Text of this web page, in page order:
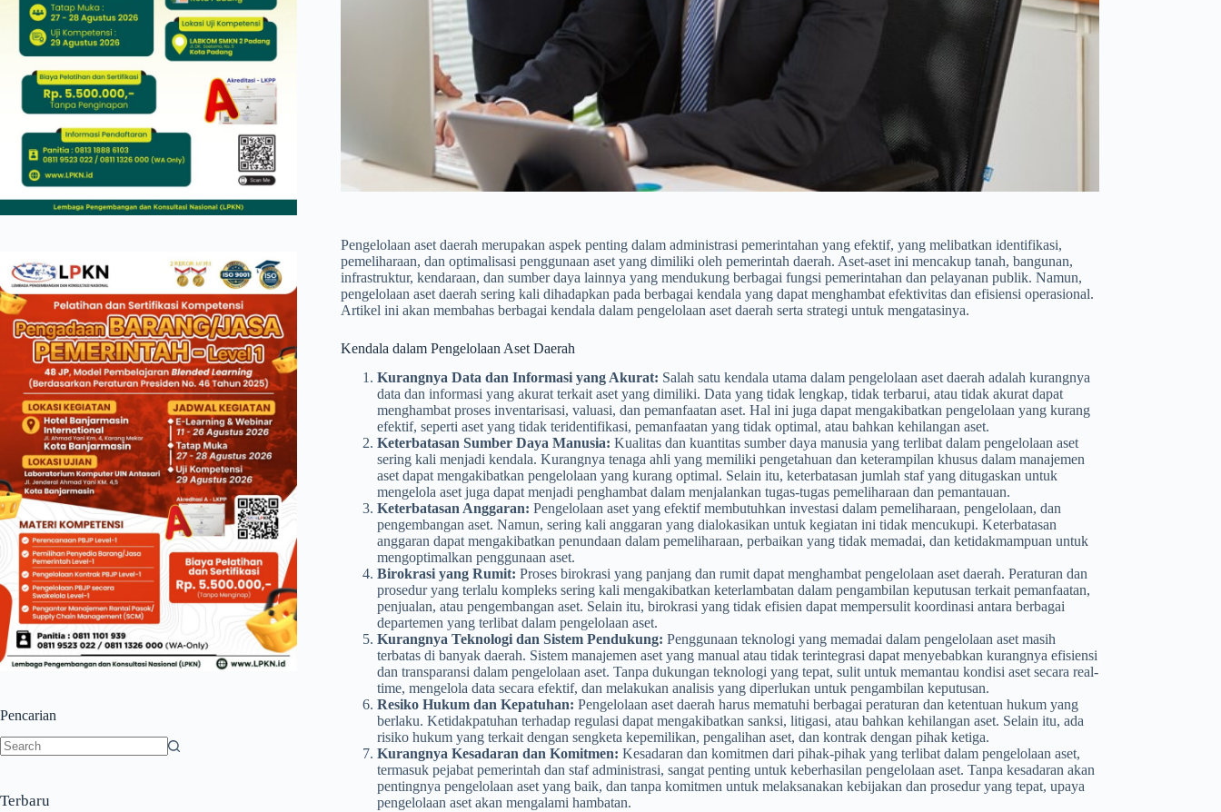
Pengelolaan aset daerah merupakan aspek penting dalam administrasi pemerintahan yang efektif, yang melibatkan identifikasi,
pemeliharaan, dan optimalisasi penggunaan aset yang dimiliki oleh pemerintah daerah. Aset-aset ini mencakup tanah, bangunan,
infrastruktur, kendaraan, dan sumber daya lainnya yang mendukung berbagai fungsi pemerintahan dan pelayanan publik. Namun,
pengelolaan aset daerah sering kali dihadapkan pada berbagai kendala yang dapat menghambat efektivitas dan efisiensi operasional.
Artikel ini akan membahas berbagai kendala dalam pengelolaan aset daerah serta strategi untuk mengatasinya.
Kendala dalam Pengelolaan Aset Daerah
Kurangnya Data dan Informasi yang Akurat: Salah satu kendala utama dalam pengelolaan aset daerah adalah kurangnya
data dan informasi yang akurat terkait aset yang dimiliki. Data yang tidak lengkap, tidak terbarui, atau tidak akurat dapat
menghambat proses inventarisasi, valuasi, dan pemanfaatan aset. Hal ini juga dapat mengakibatkan pengelolaan yang kurang
efektif, seperti aset yang tidak teridentifikasi, pemanfaatan yang tidak optimal, atau bahkan kehilangan aset.
Keterbatasan Sumber Daya Manusia: Kualitas dan kuantitas sumber daya manusia yang terlibat dalam pengelolaan aset
sering kali menjadi kendala. Kurangnya tenaga ahli yang memiliki pengetahuan dan keterampilan khusus dalam manajemen
aset dapat mengakibatkan pengelolaan yang kurang optimal. Selain itu, keterbatasan jumlah staf yang ditugaskan untuk
mengelola aset juga dapat menjadi penghambat dalam menjalankan tugas-tugas pemeliharaan dan pemantauan.
Keterbatasan Anggaran: Pengelolaan aset yang efektif membutuhkan investasi dalam pemeliharaan, pengelolaan, dan
pengembangan aset. Namun, sering kali anggaran yang dialokasikan untuk kegiatan ini tidak mencukupi. Keterbatasan
anggaran dapat mengakibatkan penundaan dalam pemeliharaan, perbaikan yang tidak memadai, dan ketidakmampuan untuk
mengoptimalkan penggunaan aset.
Birokrasi yang Rumit: Proses birokrasi yang panjang dan rumit dapat menghambat pengelolaan aset daerah. Peraturan dan
prosedur yang terlalu kompleks sering kali mengakibatkan keterlambatan dalam pengambilan keputusan terkait pemanfaatan,
penjualan, atau pengembangan aset. Selain itu, birokrasi yang tidak efisien dapat mempersulit koordinasi antara berbagai
departemen yang terlibat dalam pengelolaan aset.
Kurangnya Teknologi dan Sistem Pendukung: Penggunaan teknologi yang memadai dalam pengelolaan aset masih
terbatas di banyak daerah. Sistem manajemen aset yang manual atau tidak terintegrasi dapat menyebabkan kurangnya efisiensi
dan transparansi dalam pengelolaan aset. Tanpa dukungan teknologi yang tepat, sulit untuk memantau kondisi aset secara real-
time, mengelola data secara efektif, dan melakukan analisis yang diperlukan untuk pengambilan keputusan.
Resiko Hukum dan Kepatuhan: Pengelolaan aset daerah harus mematuhi berbagai peraturan dan ketentuan hukum yang
berlaku. Ketidakpatuhan terhadap regulasi dapat mengakibatkan sanksi, litigasi, atau bahkan kehilangan aset. Selain itu, ada
risiko hukum yang terkait dengan sengketa kepemilikan, pengalihan aset, dan kontrak dengan pihak ketiga.
Kurangnya Kesadaran dan Komitmen: Kesadaran dan komitmen dari pihak-pihak yang terlibat dalam pengelolaan aset,
termasuk pejabat pemerintah dan staf administrasi, sangat penting untuk keberhasilan pengelolaan aset. Tanpa kesadaran akan
pentingnya pengelolaan aset yang baik, dan tanpa komitmen untuk melaksanakan kebijakan dan prosedur yang tepat, upaya
pengelolaan aset akan mengalami hambatan.
Pencarian
Terbaru